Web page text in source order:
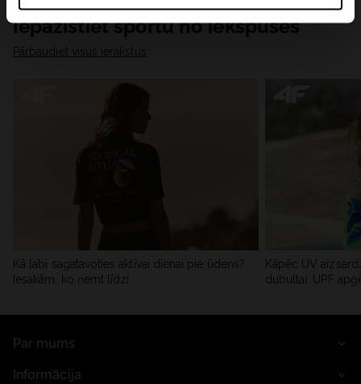
( piem. socialos tīklus). Detalizētu informāciju var atrast
mūsu Privātuma politikā un sadaļā "Detaļas".
Iepazīstiet sportu no iekšpuses
Pārbaudiet visus ierakstus
Kā labi sagatavoties aktīvai dienai pie ūdens?
Iesakām, ko ņemt līdzi
Kāpēc UV
dubultai: UPF
Par mums
Informācija